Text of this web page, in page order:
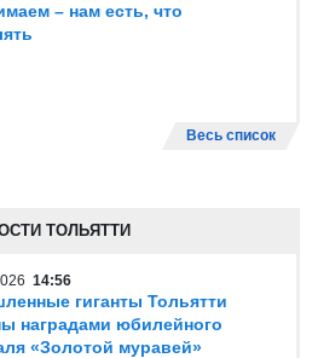
– нам есть, что
Весь список
ТОЛЬЯТТИ
14:56
гиганты Тольятти
наградами юбилейного
«Золотой муравей»